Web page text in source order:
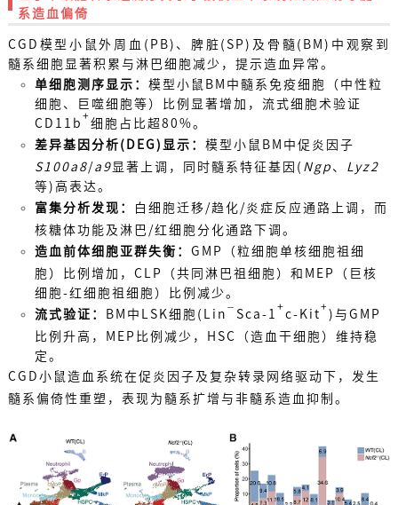
系造血偏倚
CGD模型小鼠外周血(PB)、脾脏(SP)及骨髓(BM)中观察到
髓系细胞显著积累与淋巴细胞减少，提示造血异常。
单细胞测序显示： 模型小鼠BM中髓系免疫细胞（中性粒
细胞、巨噬细胞等）比例显著增加，流式细胞术验证
CD11b
+
细胞占比超80%。
差异基因分析(DEG)显示： 模型小鼠BM中促炎因子
S100a8/a9 显著上调，同时髓系特征基因( Ngp 、
Lyz2
等)高表达。
富集分析发现：
白细胞迁移/趋化/炎症反应通路上调，而
核糖体功能及淋巴/红细胞分化通路下调。
造血前体细胞亚群失衡： GMP（粒细胞单核细胞祖细
胞）比例增加，CLP（共同淋巴祖细胞）和MEP（巨核
细胞-红细胞祖细胞）比例减少。
流式验证：
BM中LSK细胞(Lin − Sca-1
+
c-Kit
+
)与GMP
比例升高，MEP比例减少，HSC（造血干细胞）维持稳
定。
CGD小鼠造血系统在促炎因子及复杂转录网络驱动下，发生
髓系偏倚性重塑，表现为髓系扩增与非髓系造血抑制。